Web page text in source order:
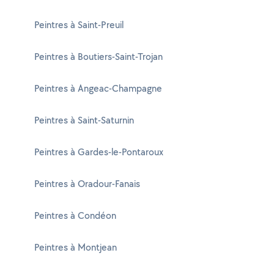
Peintres à Saint-Preuil
Peintres à Boutiers-Saint-Trojan
Peintres à Angeac-Champagne
Peintres à Saint-Saturnin
Peintres à Gardes-le-Pontaroux
Peintres à Oradour-Fanais
Peintres à Condéon
Peintres à Montjean